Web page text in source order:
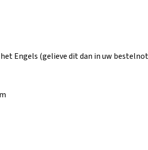
Engels (gelieve dit dan in uw